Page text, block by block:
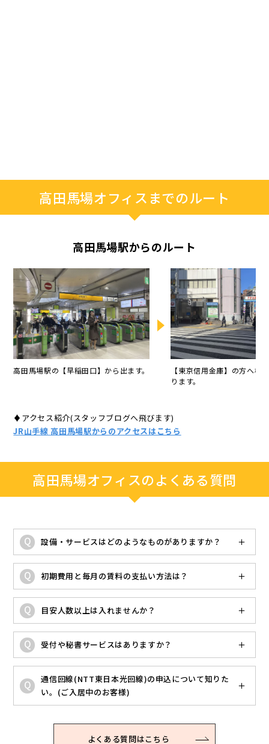
高田馬場オフィスまでのルート
高田馬場駅からのルート
高田馬場駅の【早稲田口】から出ます。
【東京信用金庫】の方へ横
ります。
♦アクセス紹介(スタッフブログへ飛びます)
JR山手線 高田馬場駅からのアクセスはこちら
高田馬場オフィスのよくある質問
設備・サービスはどのようなものがありますか？
初期費用と毎月の賃料の支払い方法は？
目安人数以上は入れませんか？
受付や秘書サービスはありますか？
通信回線(NTT東日本光回線)の申込について知りた
い。(ご入居中のお客様)
よくある質問はこちら